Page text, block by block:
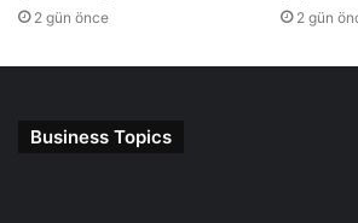
2 gün önce 2 gün
Business Topics